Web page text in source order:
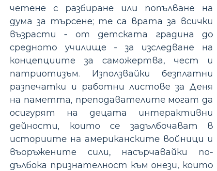
четене с разбиране или попълване на
дума за търсене; те са врата за всички
възрасти - от детската градина до
средното училище - за изследване на
концепциите за саможертва, чест и
патриотизъм. Използвайки безплатни
разпечатки и работни листове за Деня
на паметта, преподавателите могат да
осигурят на децата интерактивни
дейности, които се задълбочават в
историите на американските войници и
въоръжените сили, насърчавайки по-
дълбока признателност към онези, които